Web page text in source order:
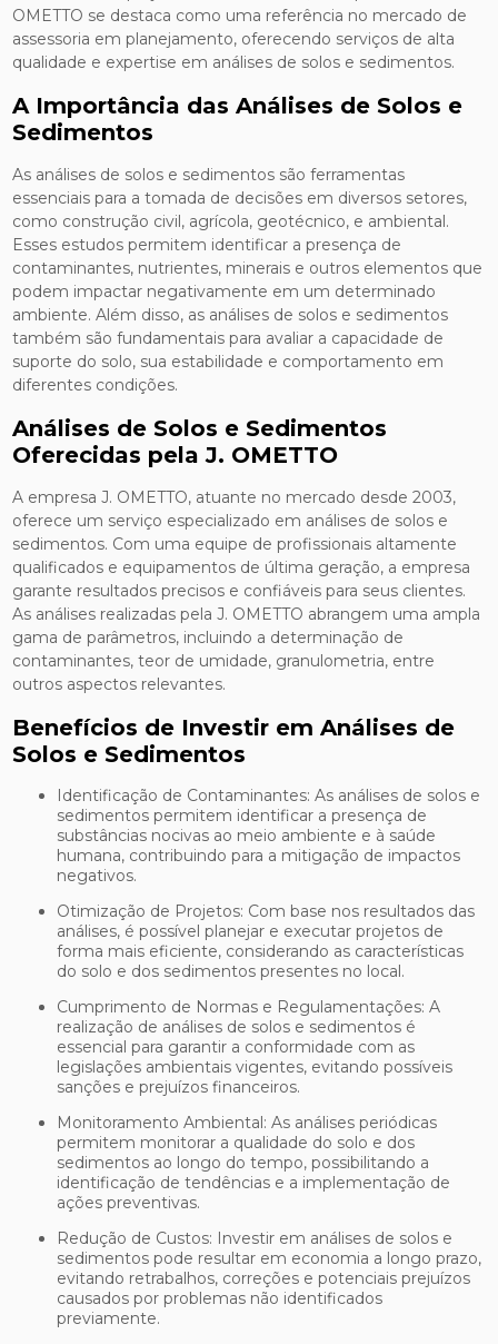
OMETTO se destaca como uma referência no mercado de
assessoria em planejamento, oferecendo serviços de alta
qualidade e expertise em análises de solos e sedimentos.
A Importância das Análises de Solos e
Sedimentos
As análises de solos e sedimentos são ferramentas
essenciais para a tomada de decisões em diversos setores,
como construção civil, agrícola, geotécnico, e ambiental.
Esses estudos permitem identificar a presença de
contaminantes, nutrientes, minerais e outros elementos que
podem impactar negativamente em um determinado
ambiente. Além disso, as análises de solos e sedimentos
também são fundamentais para avaliar a capacidade de
suporte do solo, sua estabilidade e comportamento em
diferentes condições.
Análises de Solos e Sedimentos
Oferecidas pela J. OMETTO
A empresa J. OMETTO, atuante no mercado desde 2003,
oferece um serviço especializado em análises de solos e
sedimentos. Com uma equipe de profissionais altamente
qualificados e equipamentos de última geração, a empresa
garante resultados precisos e confiáveis para seus clientes.
As análises realizadas pela J. OMETTO abrangem uma ampla
gama de parâmetros, incluindo a determinação de
contaminantes, teor de umidade, granulometria, entre
outros aspectos relevantes.
Benefícios de Investir em Análises de
Solos e Sedimentos
Identificação de Contaminantes: As análises de solos e
sedimentos permitem identificar a presença de
substâncias nocivas ao meio ambiente e à saúde
humana, contribuindo para a mitigação de impactos
negativos.
Otimização de Projetos: Com base nos resultados das
análises, é possível planejar e executar projetos de
forma mais eficiente, considerando as características
do solo e dos sedimentos presentes no local.
Cumprimento de Normas e Regulamentações: A
realização de análises de solos e sedimentos é
essencial para garantir a conformidade com as
legislações ambientais vigentes, evitando possíveis
sanções e prejuízos financeiros.
Monitoramento Ambiental: As análises periódicas
permitem monitorar a qualidade do solo e dos
sedimentos ao longo do tempo, possibilitando a
identificação de tendências e a implementação de
ações preventivas.
Redução de Custos: Investir em análises de solos e
sedimentos pode resultar em economia a longo prazo,
evitando retrabalhos, correções e potenciais prejuízos
causados por problemas não identificados
previamente.